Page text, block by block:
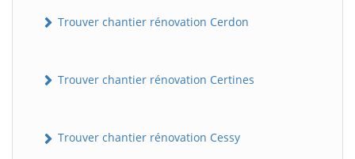
Trouver chantier rénovation Cerdon
Trouver chantier rénovation Certines
Trouver chantier rénovation Cessy